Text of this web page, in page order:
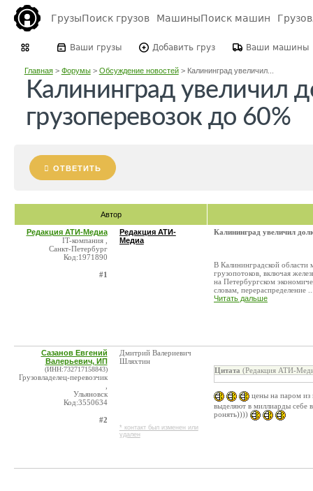
ГрузыПоиск грузов МашиныПоиск машин
Ваши грузы Добавить груз Ваши машины
Главная> Форумы> Обсуждение новостей> Калининград увеличил...
Калининград увеличил
грузоперевозок до 60%
ОТВЕТИТЬ
Автор
Редакция АТИ-Медиа
IT-компания ,
Санкт-Петербург
Код:1971890
#1
Редакция АТИ-
Медиа
Калининград увеличил
В Калининградской области
грузопотоков, включая
на Петербургском
словам, перераспределение
Читать дальше
Сазанов Евгений
Валерьевич, ИП
(ИНН:732717158843)
Грузовладелец-перевозчик
Ульяновск
Код:3550634
#2
Дмитрий Валериевич
Шляхтин
* контакт был изменен или
удален
Цитата (Редакция АТИ-
цены на паром из
выделяют в миллиарды себе
ронять))))